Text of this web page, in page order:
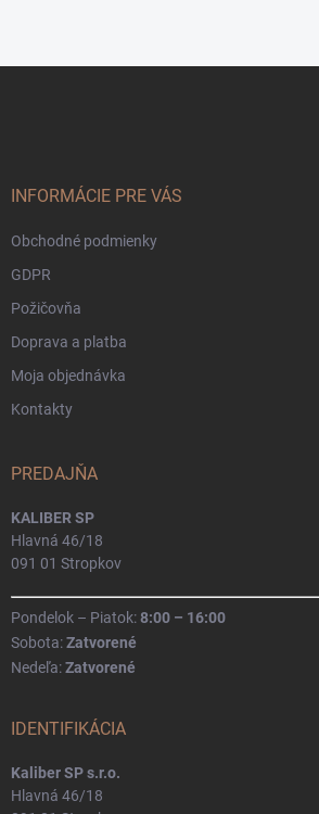
INFORMÁCIE PRE VÁS
Obchodné podmienky
GDPR
Požičovňa
Doprava a platba
Moja objednávka
Kontakty
PREDAJŇA
KALIBER SP
Hlavná 46/18
091 01 Stropkov
Pondelok – Piatok:8:00 – 16:00
Sobota:Zatvorené
Nedeľa:Zatvorené
IDENTIFIKÁCIA
Kaliber SP s.r.o.
Hlavná 46/18